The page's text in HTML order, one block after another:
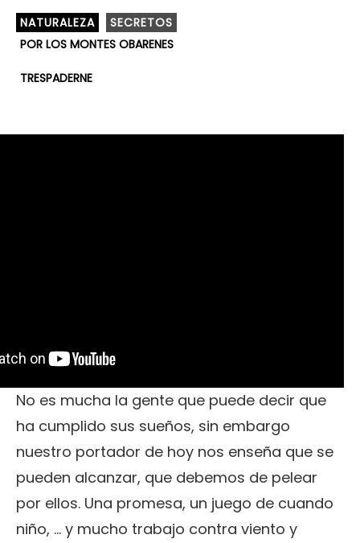
NATURALEZA SECRETOS
POR LOS MONTES OBARENES
TRESPADERNE
No es mucha la gente que puede decir que
ha cumplido sus sueños, sin embargo
nuestro portador de hoy nos enseña que se
pueden alcanzar, que debemos de pelear
por ellos. Una promesa, un juego de cuando
niño, ... y mucho trabajo contra viento y